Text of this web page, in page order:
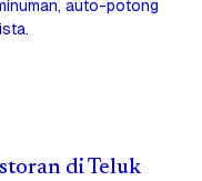
auto-potong
di Teluk